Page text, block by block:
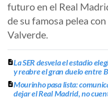
futuro en el Real
de su famosa pelea
Valverde.
La SER desvela el estadio
y reabre el gran duelo entre
Mourinho pasa lista:
dejar el Real Madrid, no